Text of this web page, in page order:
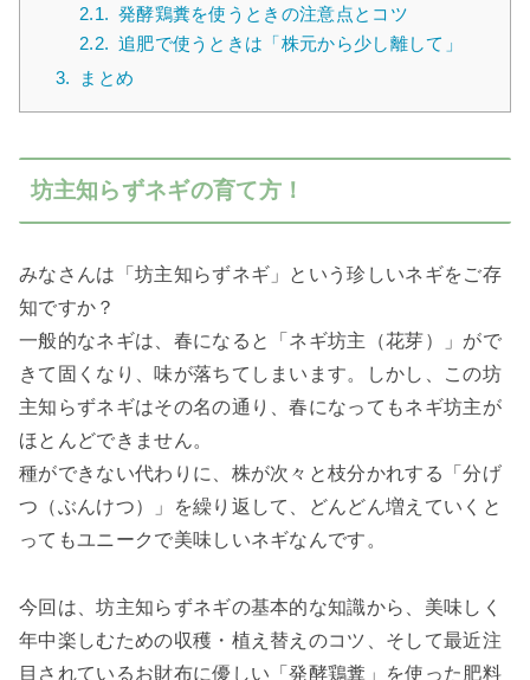
2.1. 発酵鶏糞を使うときの注意点とコツ
2.2. 追肥で使うときは「株元から少し離して」
3.
まとめ
坊主知らずネギの育て方！
みなさんは「坊主知らずネギ」という珍しいネギをご存
知ですか？
一般的なネギは、春になると「ネギ坊主（花芽）」がで
きて固くなり、味が落ちてしまいます。しかし、この坊
主知らずネギはその名の通り、春になってもネギ坊主が
ほとんどできません。
種ができない代わりに、株が次々と枝分かれする「分げ
つ（ぶんけつ）」を繰り返して、どんどん増えていくと
ってもユニークで美味しいネギなんです。
今回は、坊主知らずネギの基本的な知識から、美味しく
年中楽しむための収穫・植え替えのコツ、そして最近注
目されているお財布に優しい「発酵鶏糞」を使った肥料